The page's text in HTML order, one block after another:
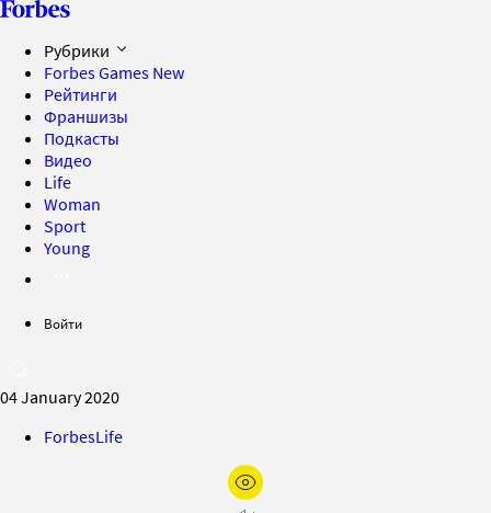
Рубрики
Forbes Games New
Рейтинги
Франшизы
Подкасты
Видео
Life
Woman
Sport
Young
Войти
04 January 2020
ForbesLife